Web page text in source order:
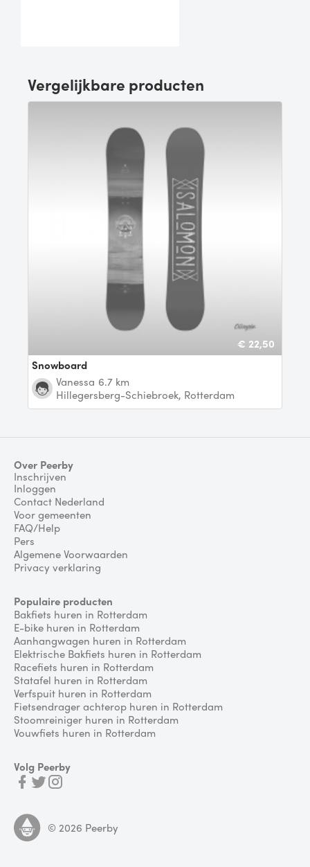
Vergelijkbare producten
€ 22,50
Snowboard
Vanessa 6.7 km
Hillegersberg-Schiebroek, Rotterdam
Over Peerby
Inschrijven
Inloggen
Contact Nederland
Voor gemeenten
FAQ/Help
Pers
Algemene Voorwaarden
Privacy verklaring
Populaire producten
Bakfiets huren in Rotterdam
E-bike huren in Rotterdam
Aanhangwagen huren in Rotterdam
Elektrische Bakfiets huren in Rotterdam
Racefiets huren in Rotterdam
Statafel huren in Rotterdam
Verfspuit huren in Rotterdam
Fietsendrager achterop huren in Rotterdam
Stoomreiniger huren in Rotterdam
Vouwfiets huren in Rotterdam
Volg Peerby
© 2026 Peerby